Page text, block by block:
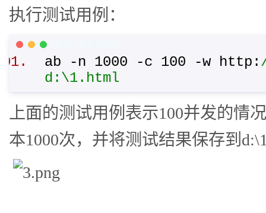
执行测试用例：
PHP Code
ab -n 1000 -c 100 -w http:
d:\1.html
上面的测试用例表示100并发的情
本1000次，并将测试结果保存到